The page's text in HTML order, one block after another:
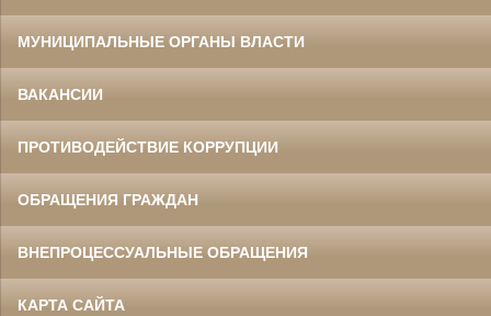
МУНИЦИПАЛЬНЫЕ ОРГАНЫ ВЛАСТИ
ВАКАНСИИ
ПРОТИВОДЕЙСТВИЕ КОРРУПЦИИ
ОБРАЩЕНИЯ ГРАЖДАН
ВНЕПРОЦЕССУАЛЬНЫЕ ОБРАЩЕНИЯ
КАРТА САЙТА